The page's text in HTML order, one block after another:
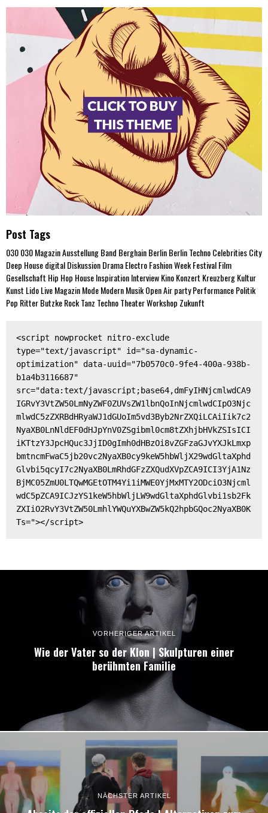
Post Tags
030030 MagazinAusstellungBand BerghainBerlinBerlin TechnoCelebritiesCity
Deep HousedigitalDiskussionDramaElectroFashion WeekFestivalFilm
Gesellschaft Hip Hop HouseInspirationInterviewKinoKonzert KreuzbergKultur
Kunst LidoLiveMagazinModeModernMusikOpen AirpartyPerformancePolitik
Pop Ritter ButzkeRockTanz TechnoTheaterWorkshop Zukunft
<script nowprocket nitro-exclude
type="text/javascript" id="sa-dynamic-
optimization" data-uuid="7b0570c0-9fe4-400a-938b-
b1a4b3116687"
src="data:text/javascript;base64,dmFyIHNjcmlwdCA9
IGRvY3VtZW50LmNyZWF0ZUVsZW1lbnQoInNjcmlwdCIpO3Njc
mlwdC5zZXRBdHRyaWJ1dGUoIm5vd3Byb2NrZXQiLCAiIik7c2
NyaXB0LnNldEF0dHJpYnV0ZSgibml0cm8tZXhjbHVkZSIsICI
iKTtzY3JpcHQuc3JjID0gImh0dHBzOi8vZGFzaGJvYXJkLmxp
bmtncmFwaC5jb20vc2NyaXB0cy9keW5hbWljX29wdGltaXphd
Glvbi5qcyI7c2NyaXB0LmRhdGFzZXQudXVpZCA9ICI3YjA1Nz
BjMC05ZmU0LTQwMGEtOTM4Yi1iMWE0YjMxMTY2ODciO3Njcml
wdC5pZCA9ICJzYS1keW5hbWljLW9wdGltaXphdGlvbi1sb2Fk
ZXIiO2RvY3VtZW50LmhlYWQuYXBwZW5kQ2hpbGQoc2NyaXB0K
Ts="></script>
VORHERIGER ARTIKEL
Wie der Vater so der Klon | Skulpturen einer
berühmten Familie
NÄCHSTER ARTIKEL